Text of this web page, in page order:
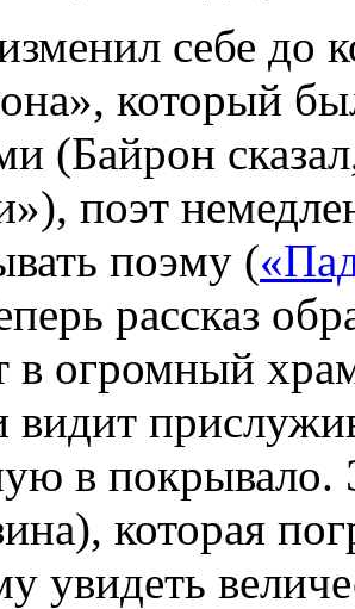
себе до
который
(Байрон
поэт
поэму (
рассказ
в огромный
видит
в
которая
увидеть